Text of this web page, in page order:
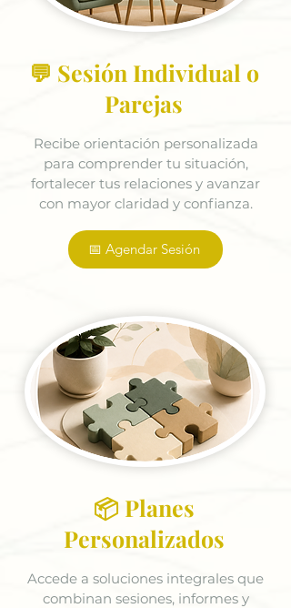
💬 Sesión Individual o
Parejas
Recibe orientación personalizada
para comprender tu situación,
fortalecer tus relaciones y avanzar
con mayor claridad y confianza.
📅 Agendar Sesión
📦 Planes
Personalizados
Accede a soluciones integrales que
combinan sesiones, informes y